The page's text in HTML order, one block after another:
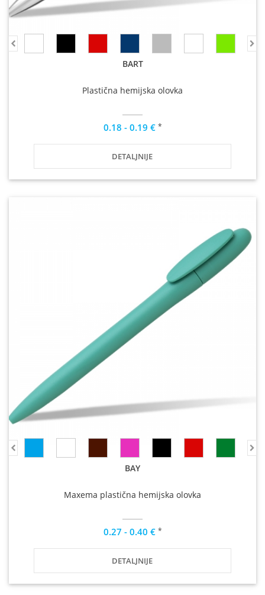
BART
Plastična hemijska olovka
0.18 - 0.19 € *
DETALJNIJE
BAY
Maxema plastična hemijska olovka
0.27 - 0.40 € *
DETALJNIJE